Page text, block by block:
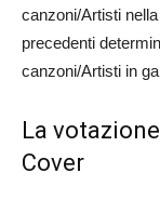
canzoni/Artisti
precedenti
canzoni/Artisti in
La
Cover